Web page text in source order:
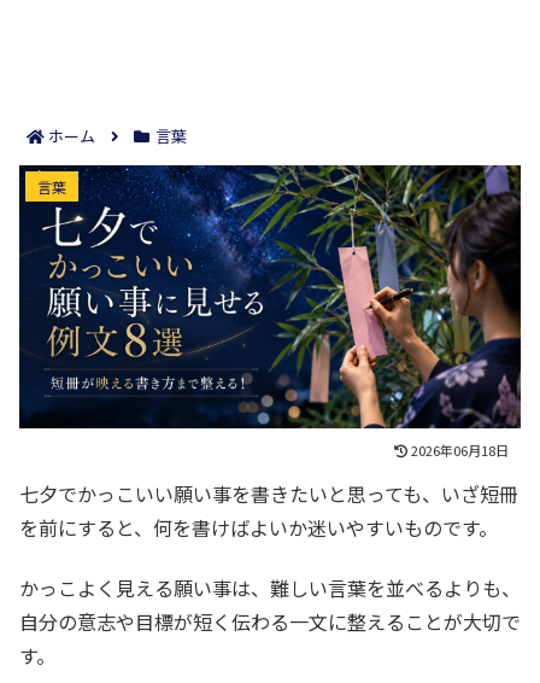
ホーム 言葉
七夕でかっこいい願い事に見せる例文8選｜短冊が
映える書き方まで整える！
言葉
2026年06月18日
七夕でかっこいい願い事を書きたいと思っても、いざ短冊
を前にすると、何を書けばよいか迷いやすいものです。
かっこよく見える願い事は、難しい言葉を並べるよりも、
自分の意志や目標が短く伝わる一文に整えることが大切で
す。